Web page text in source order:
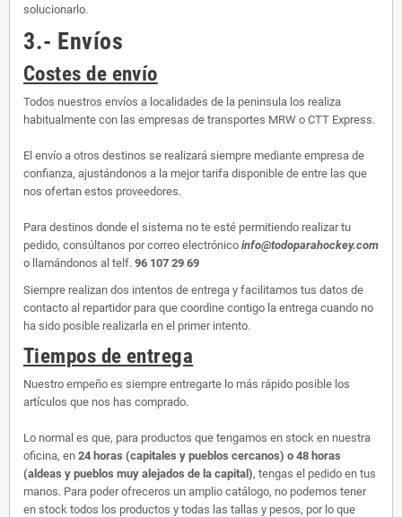
solucionarlo.
3.- Envíos
Costes de envío
Todos nuestros envíos a localidades de la peninsula los realiza
habitualmente con las empresas de transportes MRW o CTT Express.
El envío a otros destinos se realizará siempre mediante empresa de
confianza, ajustándonos a la mejor tarifa disponible de entre las que
nos ofertan estos proveedores.
Para destinos donde el sistema no te esté permitiendo realizar tu
pedido, consúltanos por correo electrónico info@todoparahockey.com
o llamándonos al telf. 96 107 29 69
Siempre realizan dos intentos de entrega y facilitamos tus datos de
contacto al repartidor para que coordine contigo la entrega cuando no
ha sido posible realizarla en el primer intento.
Tiempos de entrega
Nuestro empeño es siempre entregarte lo más rápido posible los
artículos que nos has comprado.
Lo normal es que, para productos que tengamos en stock en nuestra
oficina, en 24 horas (capitales y pueblos cercanos) o 48 horas
(aldeas y pueblos muy alejados de la capital), tengas el pedido en tus
manos. Para poder ofreceros un amplio catálogo, no podemos tener
en stock todos los productos y todas las tallas y pesos, por lo que